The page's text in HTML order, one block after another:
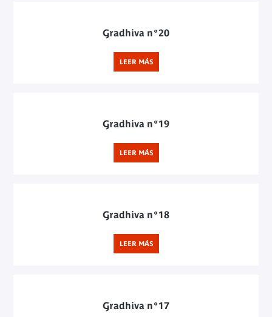
Gradhiva n°20
LEER MÁS
Gradhiva n°19
LEER MÁS
Gradhiva n°18
LEER MÁS
Gradhiva n°17